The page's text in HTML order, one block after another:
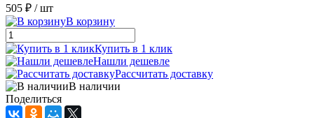
505 ₽ / шт
В корзину
Купить в 1 клик
Нашли дешевле
Рассчитать доставку
В наличии
Поделиться